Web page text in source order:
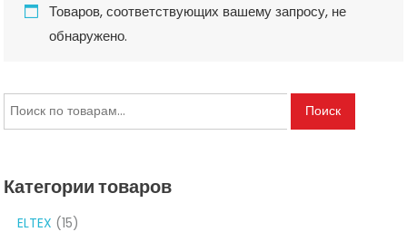
Товаров, соответствующих вашему запросу, не
обнаружено.
Искать: Поиск
Категории товаров
ELTEX (15)